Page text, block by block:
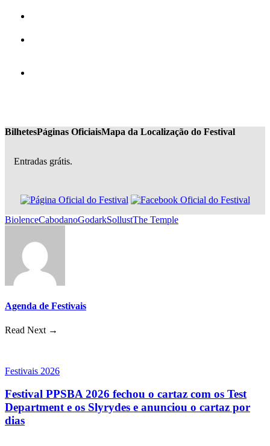
BilhetesPáginas OficiaisMapa da Localização do Festival
Entradas grátis.
BiolenceCabodanoGodarkSollustThe Temple
Agenda de Festivais
Read Next →
Festivais 2026
Festival PPSBA 2026 fechou o cartaz com os Test
Department e os Slyrydes e anunciou o cartaz por
dias